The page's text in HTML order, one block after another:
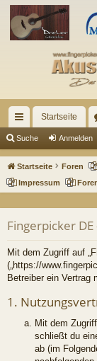
ch
ne
llz
riff
Startseite
Suche Anmelden
Startseite Foren
Impressum
Fingerpicker
Mit dem Zugriff auf
(„https://
Betreiber ein Vertrag
1.
Mit dem
schließt du
ab (im